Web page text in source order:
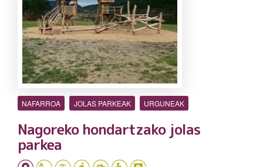
NAFARROA JOLAS PARKEAK URGUNEAK
Nagoreko hondartzako jolas
parkea